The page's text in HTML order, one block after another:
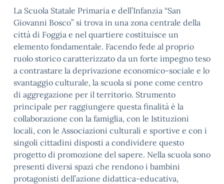
La Scuola Statale Primaria e dell’Infanzia “San
Giovanni Bosco” si trova in una zona centrale della
città di Foggia e nel quartiere costituisce un
elemento fondamentale. Facendo fede al proprio
ruolo storico caratterizzato da un forte impegno teso
a contrastare la deprivazione economico-sociale e lo
svantaggio culturale, la scuola si pone come centro
di aggregazione per il territorio. Strumento
principale per raggiungere questa finalità è la
collaborazione con la famiglia, con le Istituzioni
locali, con le Associazioni culturali e sportive e con i
singoli cittadini disposti a condividere questo
progetto di promozione del sapere. Nella scuola sono
presenti diversi spazi che rendono i bambini
protagonisti dell’azione didattica-educativa,